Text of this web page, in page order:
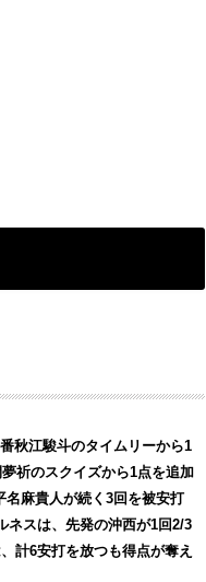
秋江駿斗のタイムリーから1
祈のスクイズから1点を追加
名麻貴人が続く3回を被安打
ネスは、先発の沖西が1回2/3
計6安打を放つも得点が奪え